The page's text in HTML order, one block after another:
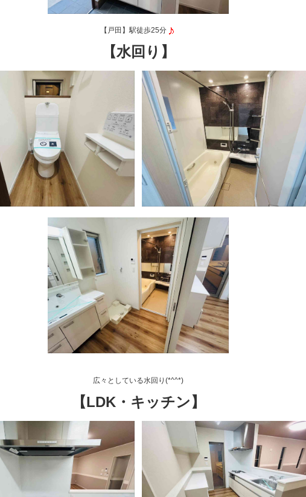
【戸田】駅徒歩25分
【水回り】
広々としている水回り(*^^*)
【LDK・キッチン】